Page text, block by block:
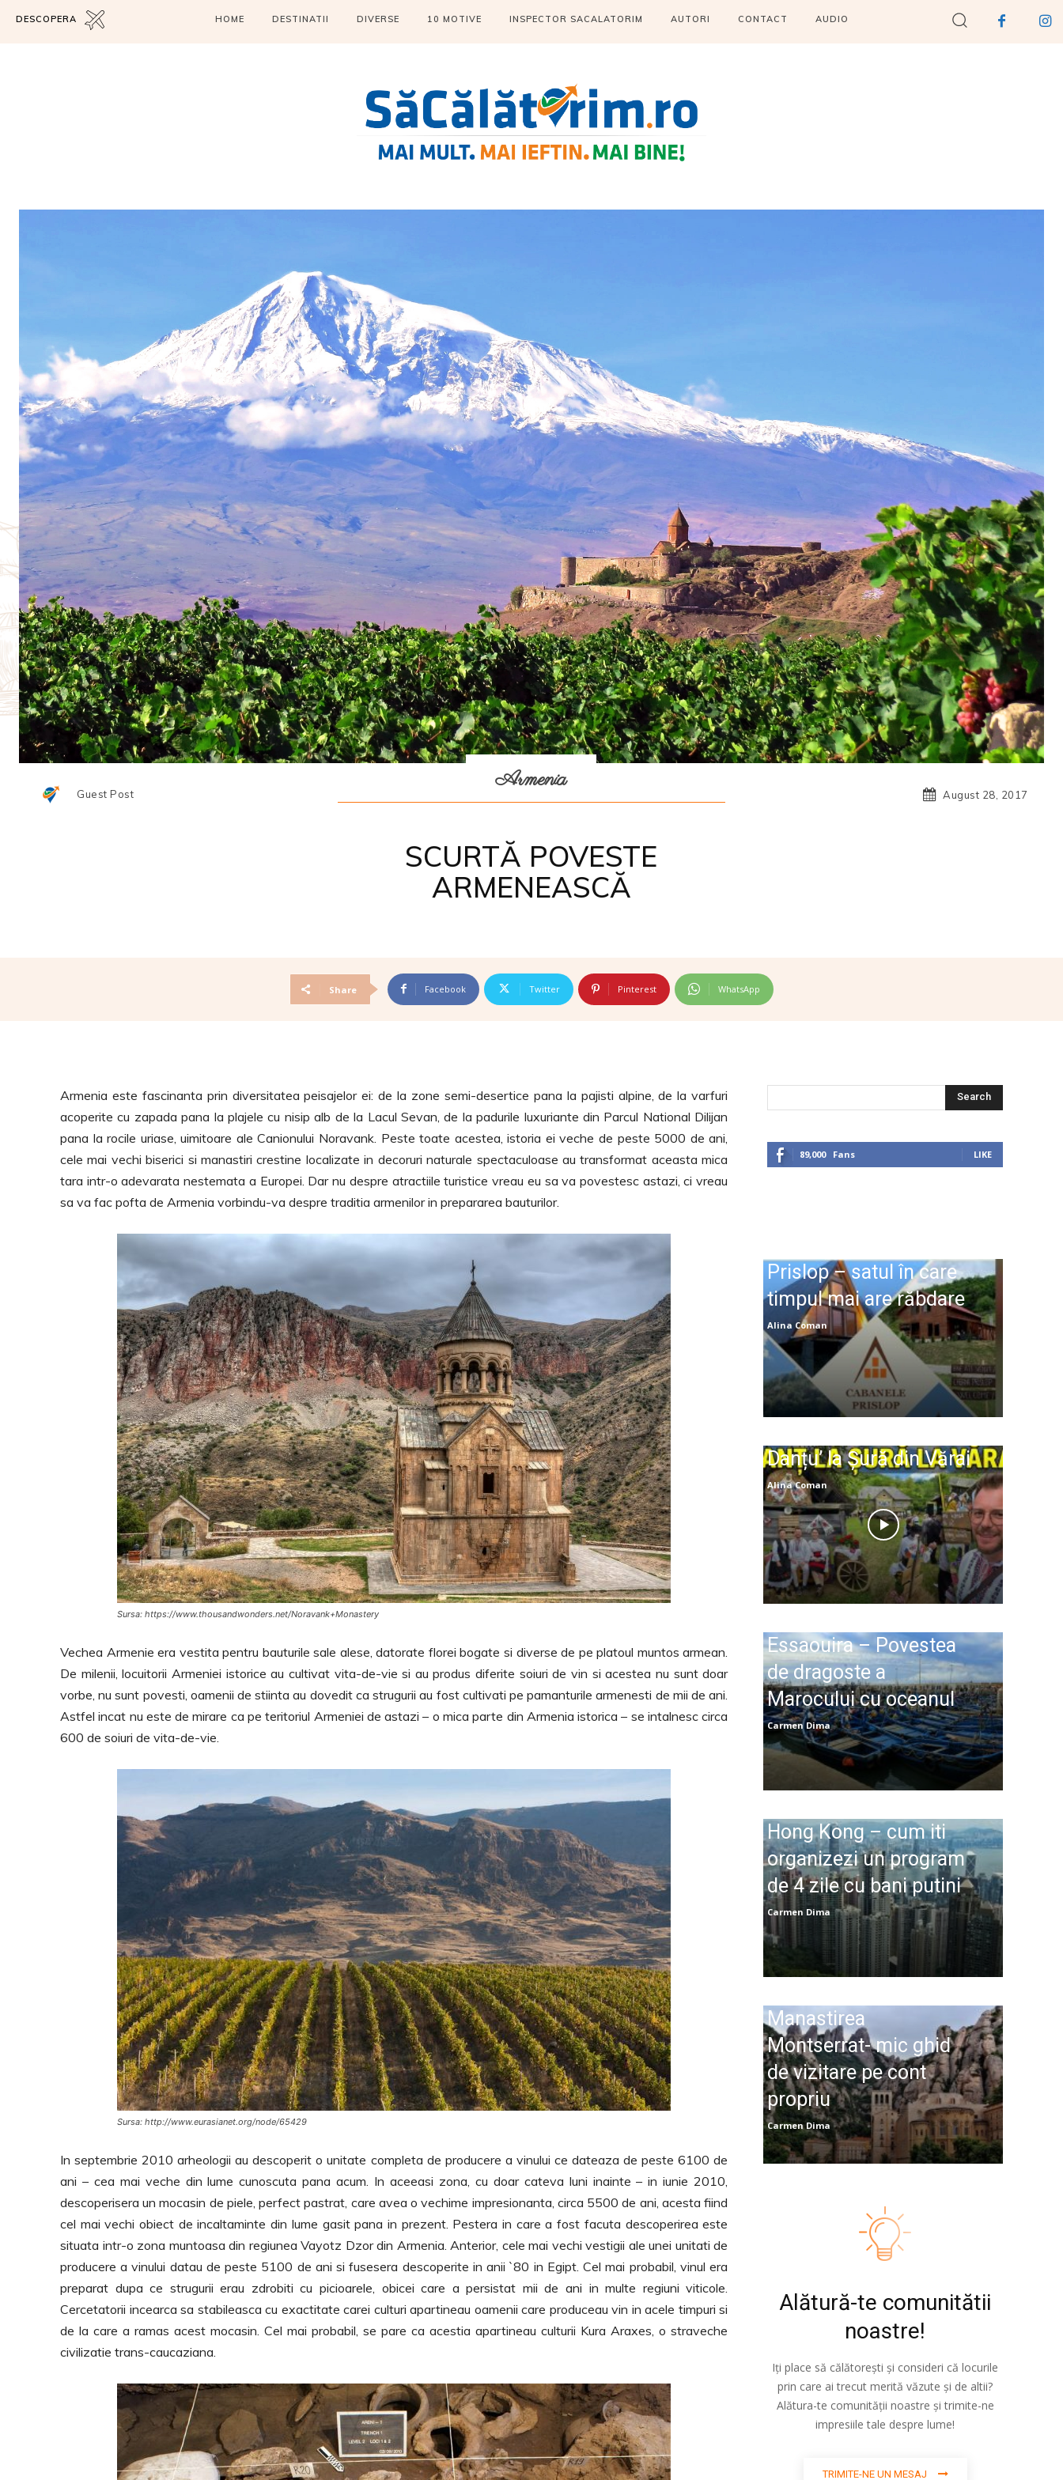
DESCOPERA HOME DESTINATII DIVERSE 10 MOTIVE INSPECTOR SACALATORIM AUTORI CONTACT AUDIO
Guest Post
Armenia
SCURTĂ POVESTE
ARMENEASCĂ
August 28, 2017
Share Facebook Twitter Pinterest WhatsApp
Armenia este fascinanta prin diversitatea peisajelor ei: de la zone semi-desertice pana la pajisti alpine, de la varfuri
acoperite cu zapada pana la plajele cu nisip alb de la Lacul Sevan, de la padurile luxuriante din Parcul National Dilijan
pana la rocile uriase, uimitoare ale Canionului Noravank. Peste toate acestea, istoria ei veche de peste 5000 de ani,
cele mai vechi biserici si manastiri crestine localizate in decoruri naturale spectaculoase au transformat aceasta mica
tara intr-o adevarata nestemata a Europei. Dar nu despre atractiile turistice vreau eu sa va povestesc astazi, ci vreau
sa va fac pofta de Armenia vorbindu-va despre traditia armenilor in prepararea bauturilor.
Sursa: https://www.thousandwonders.net/Noravank+Monastery
Vechea Armenie era vestita pentru bauturile sale alese, datorate florei bogate si diverse de pe platoul muntos armean.
De milenii, locuitorii Armeniei istorice au cultivat vita-de-vie si au produs diferite soiuri de vin si acestea nu sunt doar
vorbe, nu sunt povesti, oamenii de stiinta au dovedit ca strugurii au fost cultivati pe pamanturile armenesti de mii de ani.
Astfel incat nu este de mirare ca pe teritoriul Armeniei de astazi – o mica parte din Armenia istorica – se intalnesc circa
600 de soiuri de vita-de-vie.
Sursa: http://www.eurasianet.org/node/65429
In septembrie 2010 arheologii au descoperit o unitate completa de producere a vinului ce dateaza de peste 6100 de
ani – cea mai veche din lume cunoscuta pana acum. In aceeasi zona, cu doar cateva luni inainte – in iunie 2010,
descoperisera un mocasin de piele, perfect pastrat, care avea o vechime impresionanta, circa 5500 de ani, acesta fiind
cel mai vechi obiect de incaltaminte din lume gasit pana in prezent. Pestera in care a fost facuta descoperirea este
situata intr-o zona muntoasa din regiunea Vayotz Dzor din Armenia. Anterior, cele mai vechi vestigii ale unei unitati de
producere a vinului datau de peste 5100 de ani si fusesera descoperite in anii `80 in Egipt. Cel mai probabil, vinul era
preparat dupa ce strugurii erau zdrobiti cu picioarele, obicei care a persistat mii de ani in multe regiuni viticole.
Cercetatorii incearca sa stabileasca cu exactitate carei culturi apartineau oamenii care produceau vin in acele timpuri si
de la care a ramas acest mocasin. Cel mai probabil, se pare ca acestia apartineau culturii Kura Araxes, o straveche
civilizatie trans-caucaziana.
Search
89,000 Fans LIKE
Prislop – satul în care
timpul mai are răbdare
Alina Coman
Danțu’ la Șură din Vărai
Alina Coman
Essaouira – Povestea
de dragoste a
Marocului cu oceanul
Carmen Dima
Hong Kong – cum iti
organizezi un program
de 4 zile cu bani putini
Carmen Dima
Manastirea
Montserrat- mic ghid
de vizitare pe cont
propriu
Carmen Dima
Alătură-te comunitătii
noastre!
Iți place să călătorești și consideri că locurile
prin care ai trecut merită văzute și de altii?
Alătura-te comunității noastre și trimite-ne
impresiile tale despre lume!
TRIMITE-NE UN MESAJ